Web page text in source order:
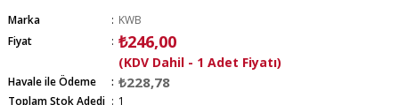
Marka : KWB
Fiyat
: ₺246,00
(KDV Dahil - 1 Adet Fiyatı)
Havale ile Ödeme ₺228,78
Toplam Stok Adedi : 1